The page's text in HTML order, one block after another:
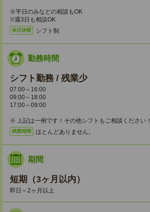
※平日のみなどの相談もOK
※週3日も相談OK
休日休暇 シフト制
勤務時間
シフト勤務 / 残業少
07:00～16:00
09:00～18:00
17:00～09:00
※ 上記は一例です！その他シフトもご相談ください！
残業時間 ほとんどありません。
期間
短期（3ヶ月以内）
即日～2ヶ月以上